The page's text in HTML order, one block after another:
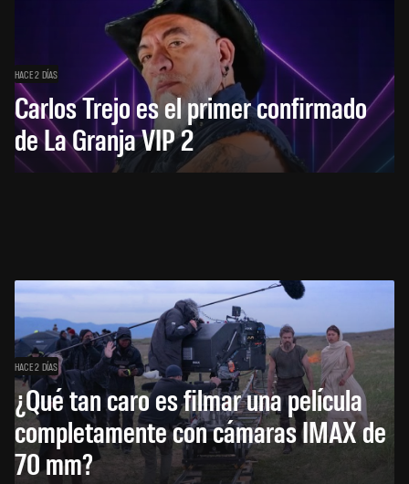
HACE 2 DÍAS
Carlos Trejo es el primer confirmado
de La Granja VIP 2
HACE 2 DÍAS
¿Qué tan caro es filmar una película
completamente con cámaras IMAX de
70 mm?